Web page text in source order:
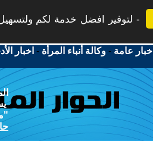
لتوفير افضل خدمة لكم
أخبار عامة -وكالة أنباء المرأة - اخبار